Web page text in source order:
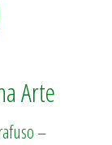
Arte
–